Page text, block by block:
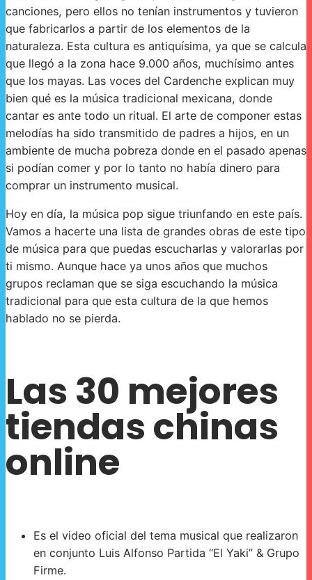
canciones, pero ellos no tenían instrumentos y tuvieron
que fabricarlos a partir de los elementos de la
naturaleza. Esta cultura es antiquísima, ya que se calcula
que llegó a la zona hace 9.000 años, muchísimo antes
que los mayas. Las voces del Cardenche explican muy
bien qué es la música tradicional mexicana, donde
cantar es ante todo un ritual. El arte de componer estas
melodías ha sido transmitido de padres a hijos, en un
ambiente de mucha pobreza donde en el pasado apenas
si podían comer y por lo tanto no había dinero para
comprar un instrumento musical.
Hoy en día, la música pop sigue triunfando en este país.
Vamos a hacerte una lista de grandes obras de este tipo
de música para que puedas escucharlas y valorarlas por
ti mismo. Aunque hace ya unos años que muchos
grupos reclaman que se siga escuchando la música
tradicional para que esta cultura de la que hemos
hablado no se pierda.
Las 30 mejores
tiendas chinas
online
Es el video oficial del tema musical que realizaron
en conjunto Luis Alfonso Partida “El Yaki” & Grupo
Firme.